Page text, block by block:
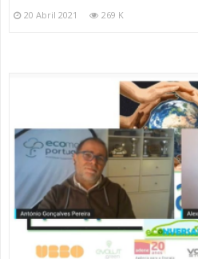
20 Abril 2021 269 K